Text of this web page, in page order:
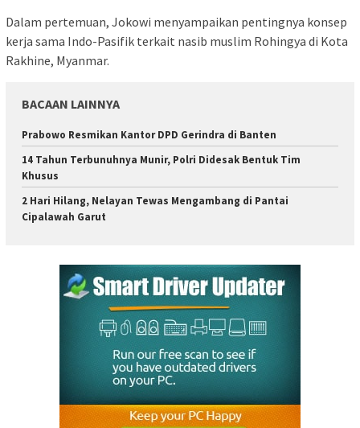
Dalam pertemuan, Jokowi menyampaikan pentingnya konsep
kerja sama Indo-Pasifik terkait nasib muslim Rohingya di Kota
Rakhine, Myanmar.
BACAAN LAINNYA
Prabowo Resmikan Kantor DPD Gerindra di Banten
14 Tahun Terbunuhnya Munir, Polri Didesak Bentuk Tim
Khusus
2 Hari Hilang, Nelayan Tewas Mengambang di Pantai
Cipalawah Garut